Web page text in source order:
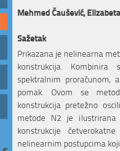
Mehmed Čaušević,
Sažetak
Prikazana je nelinearna
konstrukcija.
spektralnim
pomak. Ovom se
konstrukcija pretežno
metode N2 je ilustrirana
konstrukcije
nelinearnim postupcima